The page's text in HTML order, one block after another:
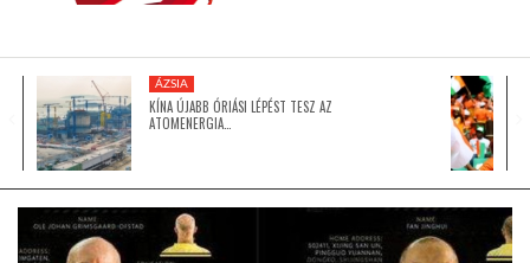
ÁZSIA
LATIN-AMERIKA
ÁZSIA
KÍNA ÚJABB ÓRIÁSI LÉPÉST TESZ AZ
ATOMENERGIA…